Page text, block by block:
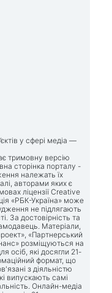
у сфері медіа —
тримовну версію
сторінка порталу -
належать їх
авторами яких є
ліцензії Creative
«РБК-Україна» може
не підлягають
За достовірність та
Матеріали,
«Партнерський
розміщуються на
осіб, які досягли 21-
формат, що
з діяльністю
випускають самі
Онлайн-медіа